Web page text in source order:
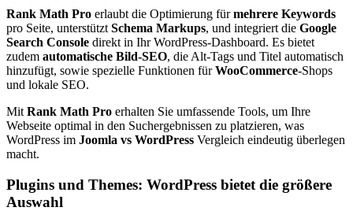
Rank Math Pro erlaubt die Optimierung fürmehrere Keywords
pro Seite, unterstützt Schema Markups, und integriert die Google
Search Console direkt in Ihr WordPress-Dashboard. Es bietet
zudem automatische Bild-SEO, die Alt-Tags und Titel automatisch
hinzufügt, sowie spezielle Funktionen fürWooCommerce-Shops
und lokale SEO.
Mit Rank Math Pro erhalten Sie umfassende Tools, um Ihre
Webseite optimal in den Suchergebnissen zu platzieren, was
WordPress im Joomla vs WordPress Vergleich eindeutig überlegen
macht.
Plugins und Themes: WordPress bietet die größere
Auswahl